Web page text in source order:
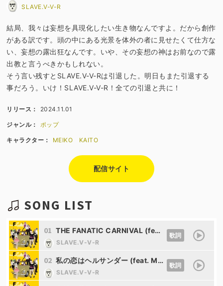
SLAVE.V-V-R
結局、我々は妄想を具現化したい生き物なんですよ。だから創作
がある訳です。頭の中にある光景を体外の者に見せたくて仕方な
い、妄想の露出狂なんです。いや、その妄想の神はお前なので露
出教と言うべきかもしれない。
そう言い残すとSLAVE.V-V-Rは引退した。明日もまた引退する
事だろう。いけ！SLAVE.V-V-R！全ての引退と共に！
リリース： 2024.11.01
ジャンル： ポップ
キャラクター： MEIKO KAITO
配信サイト
SONG LIST
01 THE FANATIC CARNIVAL (feat. 羽累)
SLAVE.V-V-R
歌詞
02 私の恋はヘルサンダー (feat. MEIKO)
SLAVE.V-V-R
歌詞